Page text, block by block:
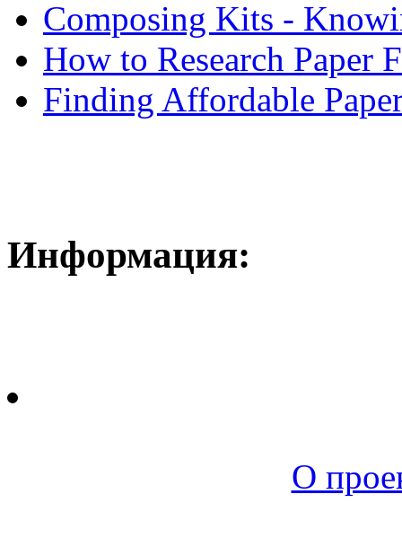
Composing Kits -
How to Research Paper
Finding Affordable
Информация:
О